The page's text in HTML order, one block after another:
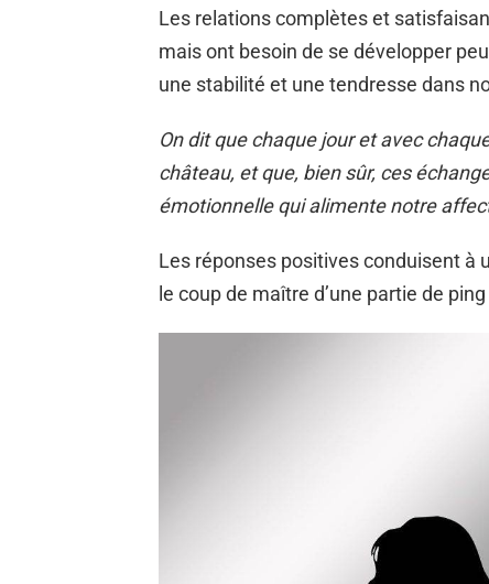
Les relations complètes et
mais ont besoin de se développer
une stabilité et une tendresse dans
On dit que chaque jour et avec
château, et que, bien sûr, ces
émotionnelle qui alimente notre
Les réponses positives conduisent à
le coup de maître d’une partie de